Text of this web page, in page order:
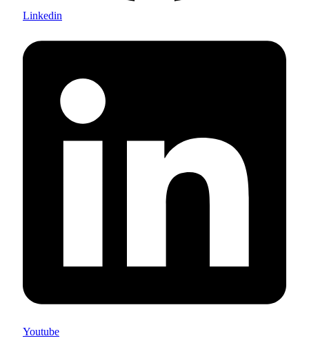
Linkedin
Youtube